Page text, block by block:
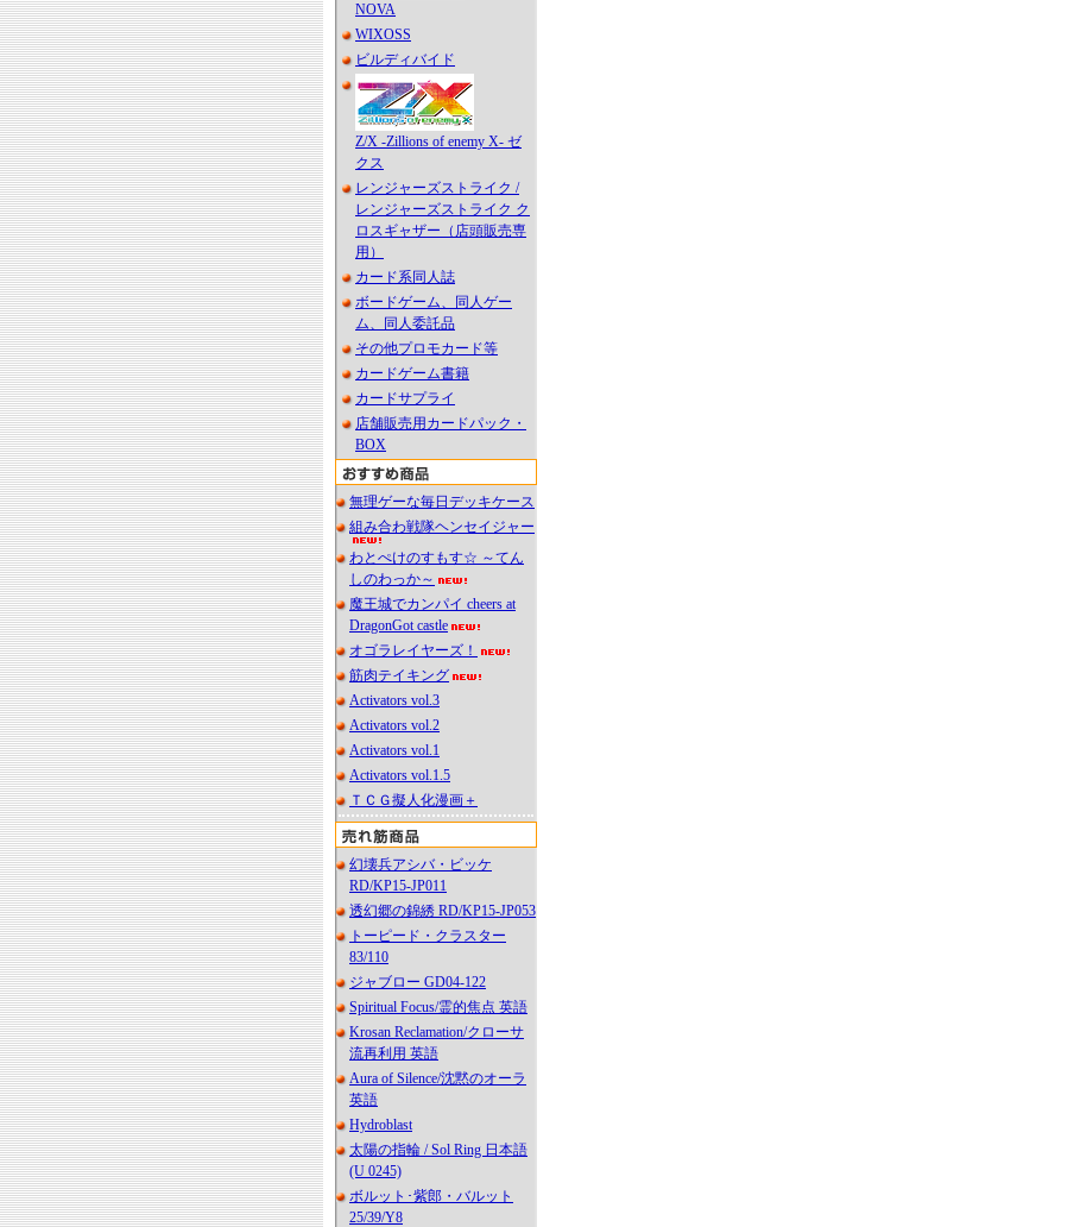
NOVA
WIXOSS
ビルディバイド
Z/X -Zillions of enemy X- ゼ
クス
レンジャーズストライク /
レンジャーズストライク ク
ロスギャザー（店頭販売専
用）
カード系同人誌
ボードゲーム、同人ゲー
ム、同人委託品
その他プロモカード等
カードゲーム書籍
カードサプライ
店舗販売用カードパック・
BOX
無理ゲーな毎日デッキケース
組み合わ戦隊ヘンセイジャー
わとぺけのすもす☆ ～てん
しのわっか～
魔王城でカンパイ cheers at
DragonGot castle
オゴラレイヤーズ！
筋肉テイキング
Activators vol.3
Activators vol.2
Activators vol.1
Activators vol.1.5
ＴＣＧ擬人化漫画＋
幻壊兵アシバ・ビッケ
RD/KP15-JP011
透幻郷の錦綉 RD/KP15-JP053
トーピード・クラスター
83/110
ジャブロー GD04-122
Spiritual Focus/霊的焦点 英語
Krosan Reclamation/クローサ
流再利用 英語
Aura of Silence/沈黙のオーラ
英語
Hydroblast
太陽の指輪 / Sol Ring 日本語
(U 0245)
ボルット･紫郎・バルット
25/39/Y8